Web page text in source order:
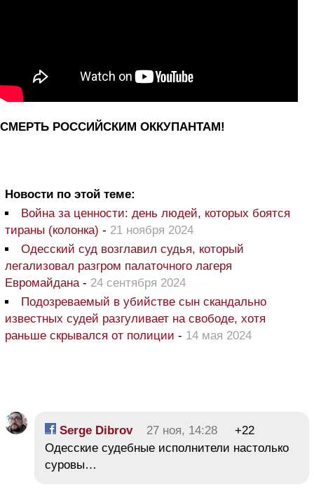
СМЕРТЬ РОССИЙСКИМ ОККУПАНТАМ!
Новости по этой теме:
Война за ценности: день людей, которых боятся
тираны (колонка) - 21 ноября 2024
Одесский суд возглавил судья, который
легализовал разгром палаточного лагеря
Евромайдана - 24 сентября 2024
Подозреваемый в убийстве сын скандально
известных судей разгуливает на свободе, хотя
раньше скрывался от полиции - 14 мая 2024
Serge Dibrov 27 ноя, 14:28
+22
Одесские судебные исполнители настолько
суровы…